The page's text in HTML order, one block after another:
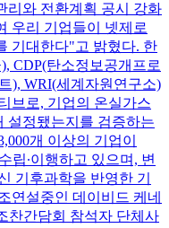
리와 전환계획 공시 강화
우리 기업들이 넷제로
기대한다"고 밝혔다. 한
CDP(탄소정보공개프로
), WRI(세계자원연구소)
브로, 기업의 온실가스
설정됐는지를 검증하는
개 이상의 기업이
립∙이행하고 있으며, 변
기후과학을 반영한 기
연설중인 데이비드 케네
찬간담회 참석자 단체사